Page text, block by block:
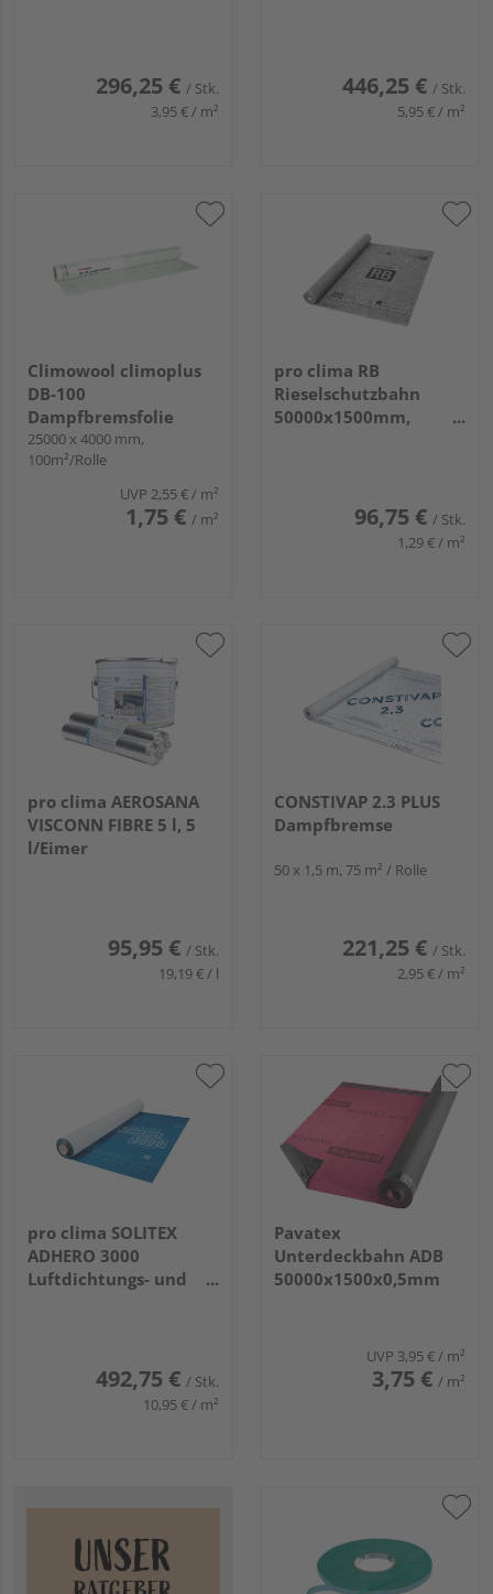
296,25 € / Stk.
3,95 € / m²
446,25 € / Stk.
5,95 € / m²
Climowool climoplus
DB-100
Dampfbremsfolie
25000 x 4000 mm,
100m²/Rolle
UVP 2,55 €/ m²
1,75 € / m²
pro clima RB
Rieselschutzbahn
50000x1500mm,
96,75 € / Stk.
1,29 € / m²
pro clima AEROSANA
VISCONN FIBRE 5 l, 5
l/Eimer
95,95 € / Stk.
19,19 € / l
CONSTIVAP 2.3 PLUS
Dampfbremse
50 x 1,5 m, 75 m² / Rolle
221,25 € / Stk.
2,95 € / m²
pro clima SOLITEX
ADHERO 3000
Luftdichtungs- und
492,75 € / Stk.
10,95 € / m²
Pavatex
Unterdeckbahn ADB
50000x1500x0,5mm
UVP 3,95 €/ m²
3,75 € / m²